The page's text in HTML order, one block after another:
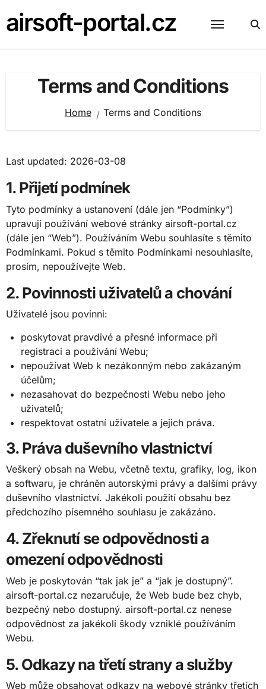
to
content
airsoft-portal.cz
Terms and Conditions
Home Terms and Conditions
Last updated: 2026-03-08
1. Přijetí podmínek
Tyto podmínky a ustanovení (dále jen “Podmínky”)
upravují používání webové stránky airsoft-portal.cz
(dále jen “Web”). Používáním Webu souhlasíte s těmito
Podmínkami. Pokud s těmito Podmínkami nesouhlasíte,
prosím, nepoužívejte Web.
2. Povinnosti uživatelů a chování
Uživatelé jsou povinni:
poskytovat pravdivé a přesné informace při
registraci a používání Webu;
nepoužívat Web k nezákonným nebo zakázaným
účelům;
nezasahovat do bezpečnosti Webu nebo jeho
uživatelů;
respektovat ostatní uživatele a jejich práva.
3. Práva duševního vlastnictví
Veškerý obsah na Webu, včetně textu, grafiky, log, ikon
a softwaru, je chráněn autorskými právy a dalšími právy
duševního vlastnictví. Jakékoli použití obsahu bez
předchozího písemného souhlasu je zakázáno.
4. Zřeknutí se odpovědnosti a
omezení odpovědnosti
Web je poskytován “tak jak je” a “jak je dostupný”.
airsoft-portal.cz nezaručuje, že Web bude bez chyb,
bezpečný nebo dostupný. airsoft-portal.cz nenese
odpovědnost za jakékoli škody vzniklé používáním
Webu.
5. Odkazy na třetí strany a služby
Web může obsahovat odkazy na webové stránky třetích